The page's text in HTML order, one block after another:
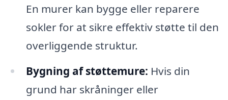
En murer kan bygge eller reparere
sokler for at sikre effektiv støtte til den
overliggende struktur.
Bygning af støttemure: Hvis din
grund har skråninger eller